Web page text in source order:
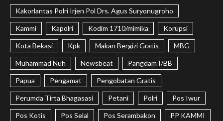
Kakorlantas Polri Irjen Pol Drs. Agus Suryonugroho
Kammi Kapolri Kodim 1710/mimika Korupsi
Kota Bekasi Kpk Makan Bergizi Gratis MBG
Muhammad Nuh Newsbeat Pangdam I/BB
Papua Pengamat Pengobatan Gratis
Perumda Tirta Bhagasasi Petani Polri Pos Iwur
Pos Kotis Pos Selal Pos Serambakon PP KAMMI